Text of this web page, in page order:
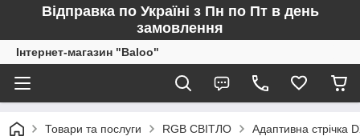
Відправка по Україні з Пн по Пт в день
замовлення
Інтернет-магазин "Baloo"
Товари та послуги RGB СВІТЛО Адаптивна стрічка